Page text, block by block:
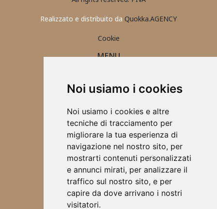
Noi usiamo i cookies
Noi usiamo i cookies e altre
tecniche di tracciamento per
migliorare la tua esperienza di
navigazione nel nostro sito, per
mostrarti contenuti personalizzati
e annunci mirati, per analizzare il
traffico sul nostro sito, e per
capire da dove arrivano i nostri
visitatori.
Realizzato e distribuito da Quokka.AGENCY
Cookie
MENU
CONTATTI
ABBIGLIAMENTO 2025
TOVAGLIETTE ALL'AMERICANA
SCRUNCHIES
CHI SONO
DESIGN
BORSE
ABBIGLIAMENTO
SCALDA COLLO
SCIARPE